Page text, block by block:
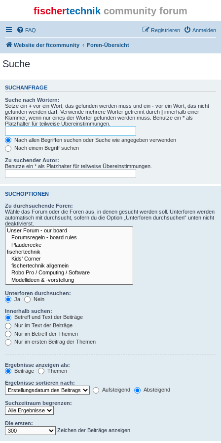
fischertechnik community forum
FAQ Anmelden
Registrieren
Website der ftcommunity Foren-Übersicht
Suche
SUCHANFRAGE
Suche nach Wörtern:
Setze ein + vor ein Wort, das gefunden werden muss und ein - vor ein Wort, das nicht
gefunden werden darf. Verwende mehrere Wörter getrennt durch | innerhalb einer
Klammer, wenn nur eines der Wörter gefunden werden muss. Benutze ein * als
Platzhalter für teilweise Übereinstimmungen.
Nach allen Begriffen suchen oder Suche wie angegeben verwenden
Nach einem Begriff suchen
Zu suchender Autor:
Benutze ein * als Platzhalter für teilweise Übereinstimmungen.
SUCHOPTIONEN
Zu durchsuchende Foren:
Wähle das Forum oder die Foren aus, in denen gesucht werden soll. Unterforen werden
automatisch mit durchsucht, sofern du die Option „Unterforen durchsuchen“ unten nicht
deaktivierst.
Unterforen durchsuchen:
Ja
Nein
Innerhalb suchen:
Betreff und Text der Beiträge
Nur im Text der Beiträge
Nur im Betreff der Themen
Nur im ersten Beitrag der Themen
Ergebnisse anzeigen als:
Beiträge
Themen
Ergebnisse sortieren nach:
Aufsteigend
Absteigend
Suchzeitraum begrenzen:
Die ersten:
Zeichen der Beiträge anzeigen